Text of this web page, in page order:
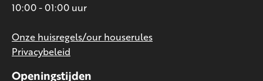
Openingstijden
10:00 - 01:00 uur
Onze huisregels/our houserules
Privacybeleid